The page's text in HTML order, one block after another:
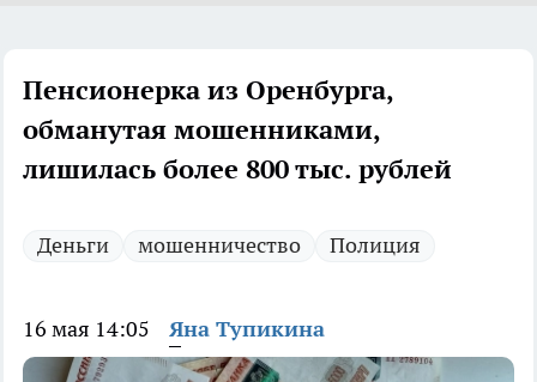
Пенсионерка из Оренбурга,
обманутая мошенниками,
лишилась более 800 тыс. рублей
Деньги мошенничество Полиция
16 мая 14:05 Яна Тупикина